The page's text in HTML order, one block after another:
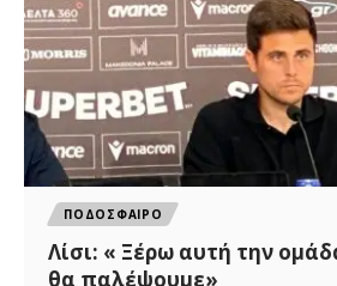
ΠΟΔΟΣΦΑΙΡΟ
Λίσι: « Ξέρω αυτή την
θα παλέψουμε»